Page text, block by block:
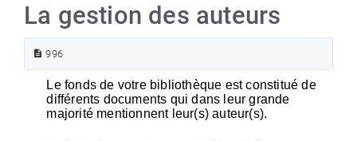
La gestion des auteurs
996
Le fonds de votre bibliothèque est constitué de
différents documents qui dans leur grande
majorité mentionnent leur(s) auteur(s).